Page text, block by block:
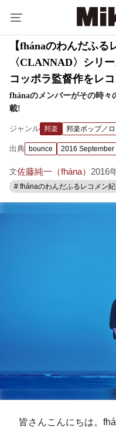
【fhánaのわんだふる
〈CLANNAD〉シリ
コッポラ監督作をレ
fhánaのメンバーがその時々
載!
ジャンル 邦楽 邦楽ポップ／ロ
出典 bounce 2016 September
文佐藤純一（fhána） 2016
# fhánaのわんだふるレコメン
皆さんこんにちは。